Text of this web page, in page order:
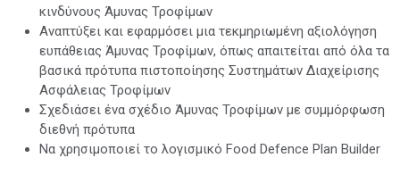
κινδύνους Άμυνας Τροφίμων
Αναπτύξει και εφαρμόσει μια τεκμηριωμένη αξιολόγηση
ευπάθειας Άμυνας Τροφίμων, όπως απαιτείται από όλα τα
βασικά πρότυπα πιστοποίησης Συστημάτων Διαχείρισης
Ασφάλειας Τροφίμων
Σχεδιάσει ένα σχέδιο Άμυνας Τροφίμων με συμμόρφωση
διεθνή πρότυπα
Nα χρησιμοποιεί το λογισμικό Food Defence Plan Builder